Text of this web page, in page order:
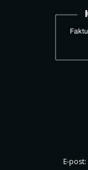
E-post: